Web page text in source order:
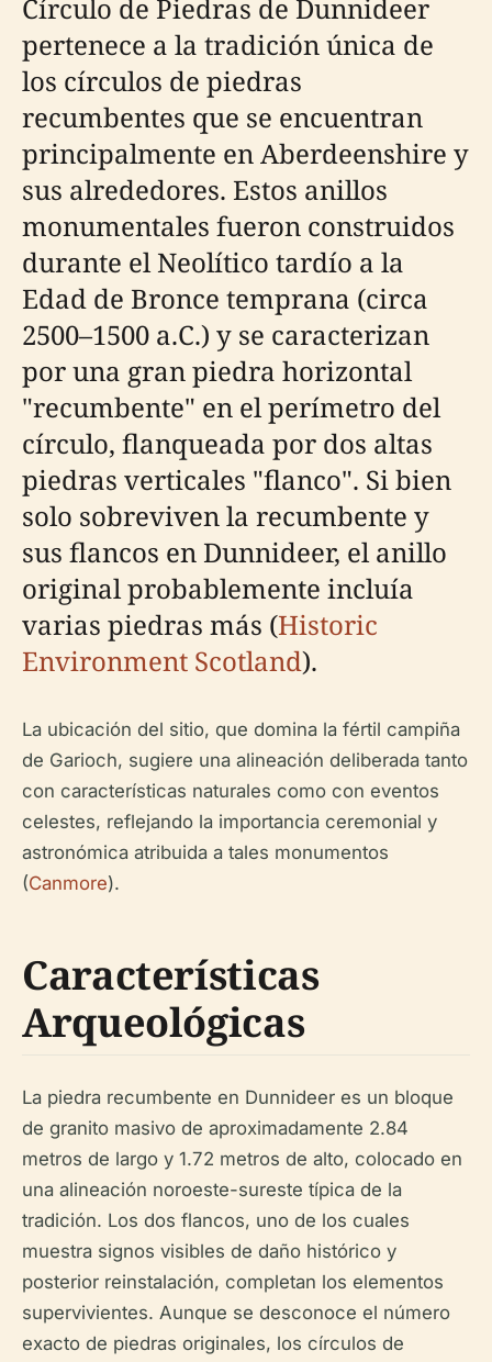
Círculo de Piedras de Dunnideer
pertenece a la tradición única de
los círculos de piedras
recumbentes que se encuentran
principalmente en Aberdeenshire y
sus alrededores. Estos anillos
monumentales fueron construidos
durante el Neolítico tardío a la
Edad de Bronce temprana (circa
2500–1500 a.C.) y se caracterizan
por una gran piedra horizontal
"recumbente" en el perímetro del
círculo, flanqueada por dos altas
piedras verticales "flanco". Si bien
solo sobreviven la recumbente y
sus flancos en Dunnideer, el anillo
original probablemente incluía
varias piedras más (Historic
Environment Scotland).
La ubicación del sitio, que domina la fértil campiña
de Garioch, sugiere una alineación deliberada tanto
con características naturales como con eventos
celestes, reflejando la importancia ceremonial y
astronómica atribuida a tales monumentos
(Canmore).
Características
Arqueológicas
La piedra recumbente en Dunnideer es un bloque
de granito masivo de aproximadamente 2.84
metros de largo y 1.72 metros de alto, colocado en
una alineación noroeste-sureste típica de la
tradición. Los dos flancos, uno de los cuales
muestra signos visibles de daño histórico y
posterior reinstalación, completan los elementos
supervivientes. Aunque se desconoce el número
exacto de piedras originales, los círculos de